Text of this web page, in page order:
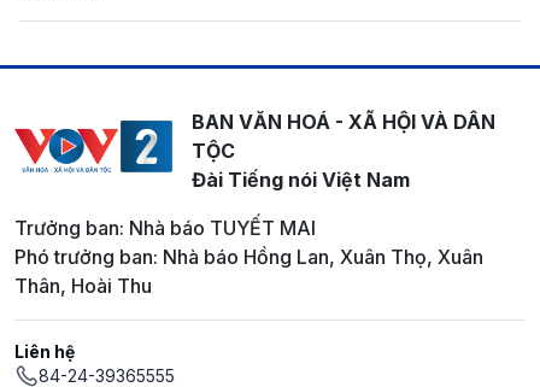
BAN VĂN HOÁ - XÃ HỘI VÀ DÂN
TỘC
Đài Tiếng nói Việt Nam
Trưởng ban: Nhà báo TUYẾT MAI
Phó trưởng ban: Nhà báo Hồng Lan, Xuân Thọ, Xuân
Thân, Hoài Thu
Liên hệ
84-24-39365555